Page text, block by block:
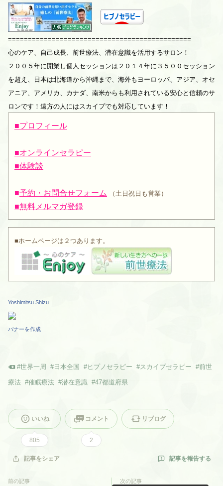
==============================================
心のケア、自己成長、前世療法、潜在意識を活用するサロン！
２００５年に開業し個人セッションは２０１４年に３５００セッション
を超え、日本は北海道から沖縄まで、海外もヨーロッパ、アジア、オセ
アニア、アメリカ、カナダ、南米からも利用されている安心と信頼のサ
ロンです！遠方の人にはスカイプでも対応しています！
■プロフィール
■オンラインセラピー
■体験談
■予約・お問合せフォーム （土日祝日も営業）
■無料メルマガ登録
■ホームページは２つあります。
Yoshimitsu Shizu
バナーを作成
#世界一周 # 日本全国 #ヒプノセラピー #スカイプセラピー #前世
療法 #催眠療法 #潜在意識 #47都道府県
いいね
805
コメント
2
リブログ
記事をシェア 記事を報告する
前の記事 次の記事